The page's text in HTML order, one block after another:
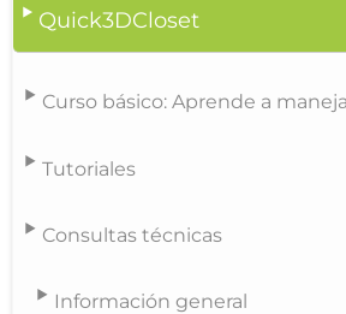
Quick3DCloset
Curso básico: Aprende a
Tutoriales
Consultas técnicas
Información general